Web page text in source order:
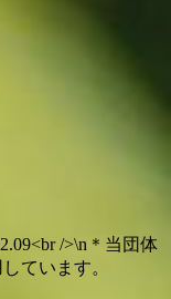
/>\n＊当団体
ています。